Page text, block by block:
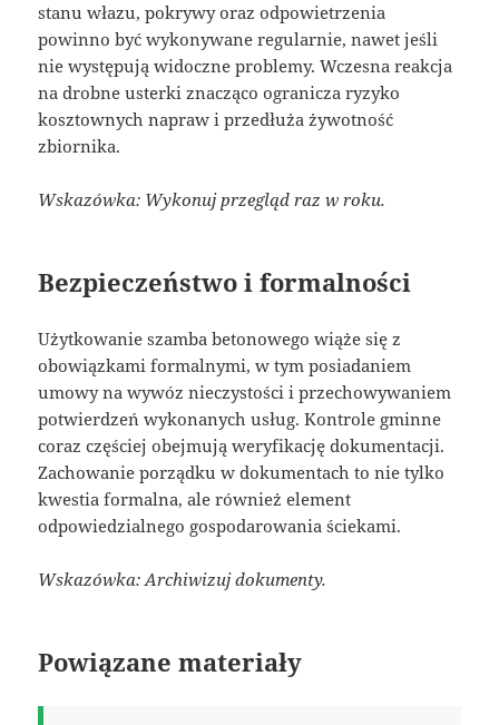
stanu włazu, pokrywy oraz odpowietrzenia
powinno być wykonywane regularnie, nawet jeśli
nie występują widoczne problemy. Wczesna reakcja
na drobne usterki znacząco ogranicza ryzyko
kosztownych napraw i przedłuża żywotność
zbiornika.
Wskazówka: Wykonuj przegląd raz w roku.
Bezpieczeństwo i formalności
Użytkowanie szamba betonowego wiąże się z
obowiązkami formalnymi, w tym posiadaniem
umowy na wywóz nieczystości i przechowywaniem
potwierdzeń wykonanych usług. Kontrole gminne
coraz częściej obejmują weryfikację dokumentacji.
Zachowanie porządku w dokumentach to nie tylko
kwestia formalna, ale również element
odpowiedzialnego gospodarowania ściekami.
Wskazówka: Archiwizuj dokumenty.
Powiązane materiały